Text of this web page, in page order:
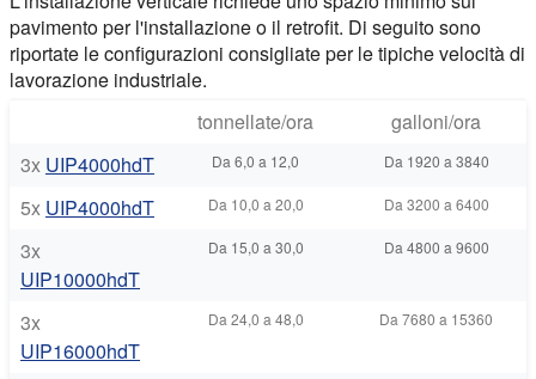
pavimento per l'installazione o il retrofit. Di seguito sono
riportate le configurazioni consigliate per le tipiche velocità di
lavorazione industriale.
tonnellate/ora
galloni/ora
3x UIP4000hdT Da 6,0 a 12,0 Da 1920 a 3840
5x UIP4000hdT Da 10,0 a 20,0 Da 3200 a 6400
3x
UIP10000hdT
Da 15,0 a 30,0 Da 4800 a 9600
3x
UIP16000hdT
Da 24,0 a 48,0 Da 7680 a 15360